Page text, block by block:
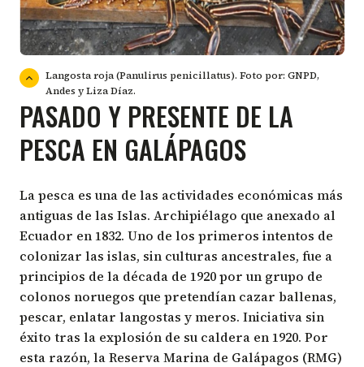
Langosta roja (Panulirus penicillatus). Foto por: GNPD,
Andes y Liza Díaz.
PASADO Y PRESENTE DE LA
PESCA EN GALÁPAGOS
La pesca es una de las actividades económicas más
antiguas de las Islas. Archipiélago que anexado al
Ecuador en 1832. Uno de los primeros intentos de
colonizar las islas, sin culturas ancestrales, fue a
principios de la década de 1920 por un grupo de
colonos noruegos que pretendían cazar ballenas,
pescar, enlatar langostas y meros. Iniciativa sin
éxito tras la explosión de su caldera en 1920. Por
esta razón, la Reserva Marina de Galápagos (RMG)